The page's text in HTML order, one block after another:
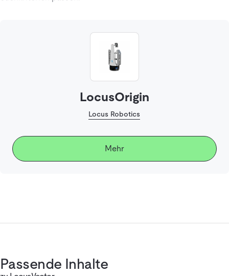
LocusOrigin
Locus Robotics
Mehr
Passende Inhalte